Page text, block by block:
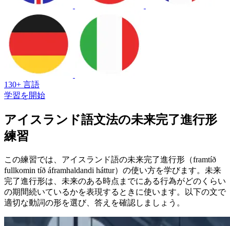
130+ 言語
学習を開始
アイスランド語文法の未来完了進行形
練習
この練習では、アイスランド語の未来完了進行形（framtíð
fullkomin tíð áframhaldandi háttur）の使い方を学びます。未来
完了進行形は、未来のある時点までにある行為がどのくらい
の期間続いているかを表現するときに使います。以下の文で
適切な動詞の形を選び、答えを確認しましょう。